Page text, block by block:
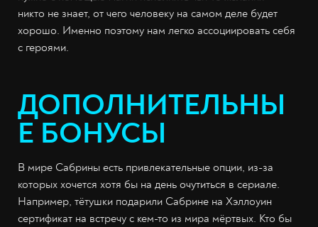
никто не знает, от чего человеку на самом деле будет
хорошо. Именно поэтому нам легко ассоциировать себя
с героями.
ДОПОЛНИТЕЛЬНЫ
Е БОНУСЫ
В мире Сабрины есть привлекательные опции, из-за
которых хочется хотя бы на день очутиться в сериале.
Например, тётушки подарили Сабрине на Хэллоуин
сертификат на встречу с кем-то из мира мёртвых. Кто бы